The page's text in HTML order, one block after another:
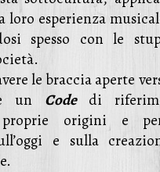
loro esperienza
spesso con le
le braccia aperte
un Code di
origini e
e sulla